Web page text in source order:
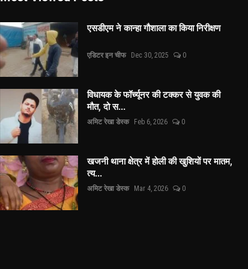
एसडीएम ने कान्हा गौशाला का किया निरीक्षण
एडिटर इन चीफ Dec 30, 2025 0
विधायक के फॉर्च्यूनर की टक्कर से युवक की
मौत, दो स...
अमिट रेखा डेस्क Feb 6, 2026 0
खजनी थाना क्षेत्र में होली की खुशियों पर मातम,
त्य...
अमिट रेखा डेस्क Mar 4, 2026 0